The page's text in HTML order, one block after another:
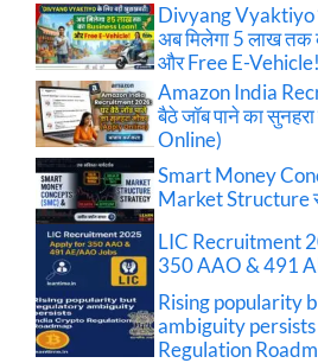
Divyang Vyaktiyo
अब मिलेगा 5 लाख तक
और Free E-Vehicle!
Amazon India
बैठे जॉब पाने का
Online)
Smart Money
Market Structure
LIC Recruitment
350 AAO & 491
Rising popularity
ambiguity
Regulation